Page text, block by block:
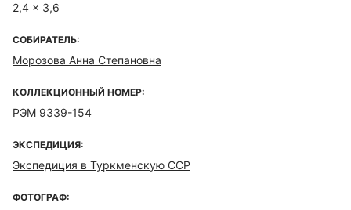
2,4 x 3,6
СОБИРАТЕЛЬ:
Морозова Анна Степановна
КОЛЛЕКЦИОННЫЙ НОМЕР:
РЭМ 9339-154
ЭКСПЕДИЦИЯ:
Экспедиция в Туркменскую ССР
ФОТОГРАФ: